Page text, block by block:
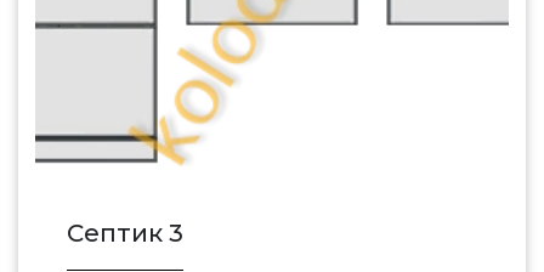
Септик 3